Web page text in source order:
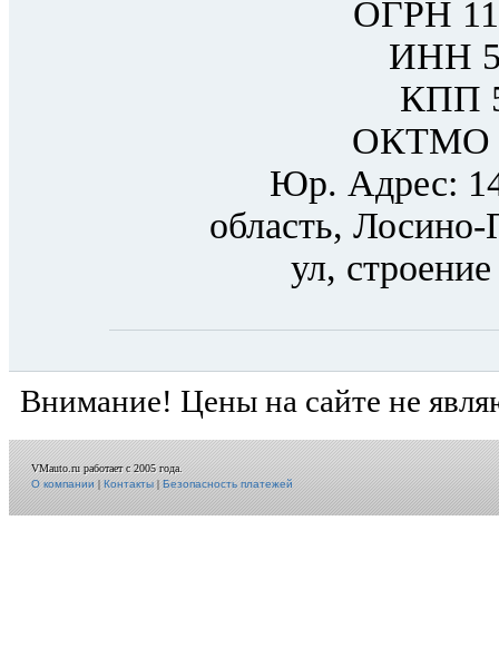
ОГРН
ИНН
КПП
ОКТМО
Юр. Адрес:
область, Лосино-
ул,
Внимание! Цены на сайте не
VMauto.ru работает с 2005 года.
О компании|Контакты|Безопасность платежей